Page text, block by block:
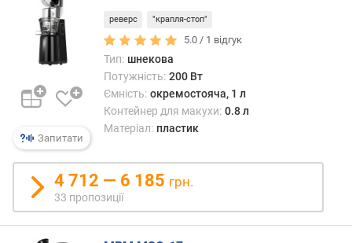
і
д
д
е
ш
е
и
х
д
о
д
о
Запитати
реверс "крапля-стоп"
5.0 / 1 відгук
Тип: шнекова
Потужність: 200 Вт
Ємність: окремостояча, 1 л
Контейнер для макухи: 0.8 л
Матеріал: пластик
4 712 — 6 185 грн.
33 пропозиції